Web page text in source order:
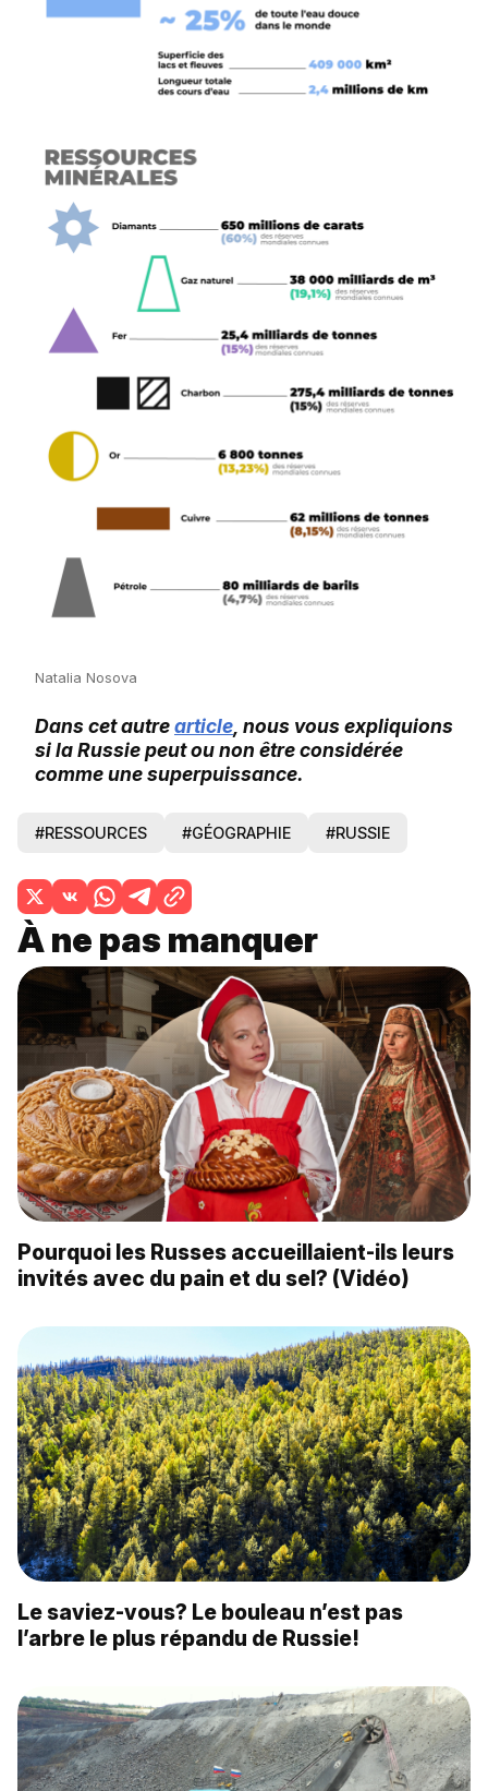
Natalia Nosova
Dans cet autrearticle , nous vous expliquions
si la Russie peut ou non être considérée
comme une superpuissance.
#RESSOURCES #GÉOGRAPHIE #RUSSIE
À ne pas manquer
Pourquoi les Russes accueillaient-ils leurs
invités avec du pain et du sel? (Vidéo)
Le saviez-vous? Le bouleau n’est pas
l’arbre le plus répandu de Russie!